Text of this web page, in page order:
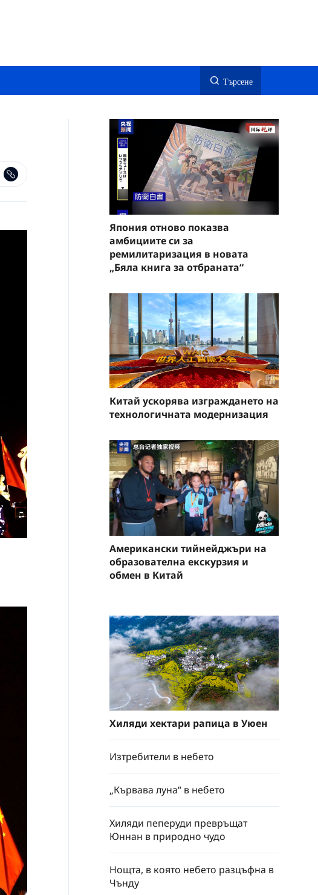
Търсене
Япония отново показва
амбициите си за
ремилитаризация в новата
„Бяла книга за отбраната“
Китай ускорява изграждането на
технологичната модернизация
Американски тийнейджъри на
образователна екскурзия и
обмен в Китай
Хиляди хектари рапица в Уюен
Изтребители в небето
„Кървава луна“ в небето
Хиляди пеперуди превръщат
Юннан в природно чудо
Нощта, в която небето разцъфна в
Чънду